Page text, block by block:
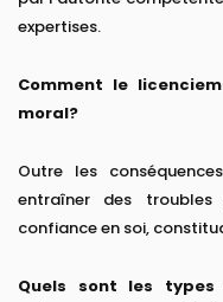
expertises.
Comment le
moral?
Outre les
entraîner des
confiance en soi,
Quels sont les